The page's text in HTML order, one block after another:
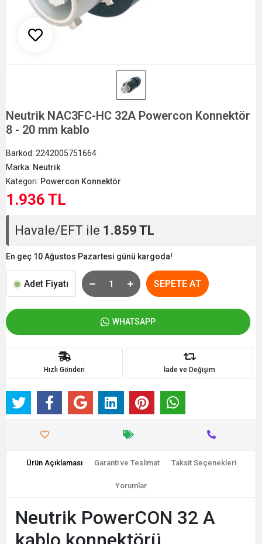
Neutrik NAC3FC-HC 32A Powercon Konnektör
8 - 20 mm kablo
Barkod: 2242005751664
Marka: Neutrik
Kategori: Powercon Konnektör
1.936 TL
Havale/EFT ile 1.859 TL
En geç 10 Ağustos Pazartesi günü kargoda!
Adet Fiyatı SEPETE AT
WHATSAPP
Hızlı Gönderi İade ve Değişim
Ürün Açıklaması Garanti ve Teslimat Taksit Seçenekleri
Yorumlar
Neutrik PowerCON 32 A